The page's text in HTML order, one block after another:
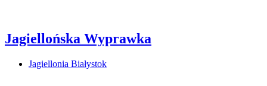
Jagiellońska Wyprawka
Jagiellonia Białystok